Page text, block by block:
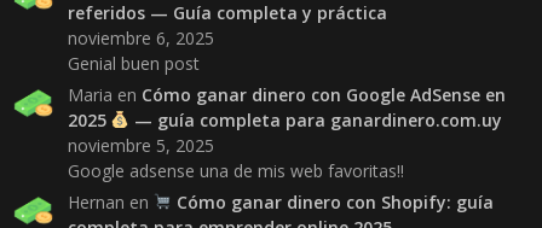
referidos — Guía completa y práctica
noviembre 6, 2025
Genial buen post
Maria en Cómo ganar dinero con Google AdSense en
2025
— guía completa para ganardinero.com.uy
noviembre 5, 2025
Google adsense una de mis web favoritas!!
Hernan en
Cómo ganar dinero con Shopify: guía